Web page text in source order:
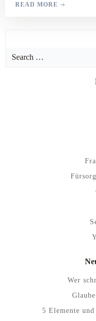
READ MORE
Search
Wer
5 Elemente